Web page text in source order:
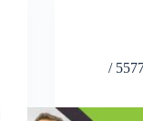
فني بي ان سبورت جليب الشيوخ / 55775282 /